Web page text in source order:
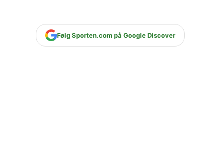
Følg Sporten.com på Google Discover